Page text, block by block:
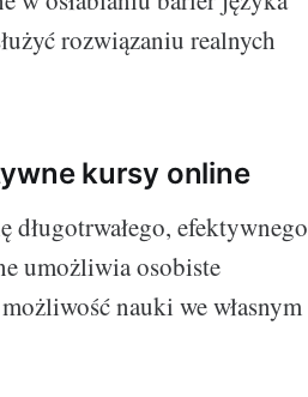
rozwiązaniu realnych
kursy online
efektywnego
umożliwia osobiste
nauki we własnym